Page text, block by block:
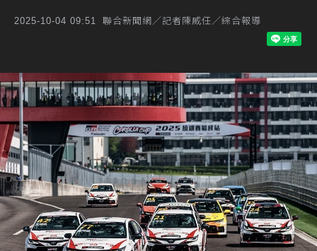
2025-10-04 09:51 聯合新聞網／記者陳威任／綜合報導